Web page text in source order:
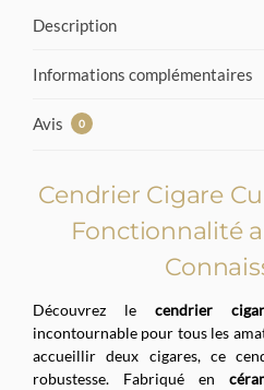
Description
Informations complémentaires
Avis 0
Cendrier Cigare
Fonctionnalité
Découvrez le cendrier
incontournable pour tous les
accueillir deux cigares, ce
robustesse. Fabriqué en